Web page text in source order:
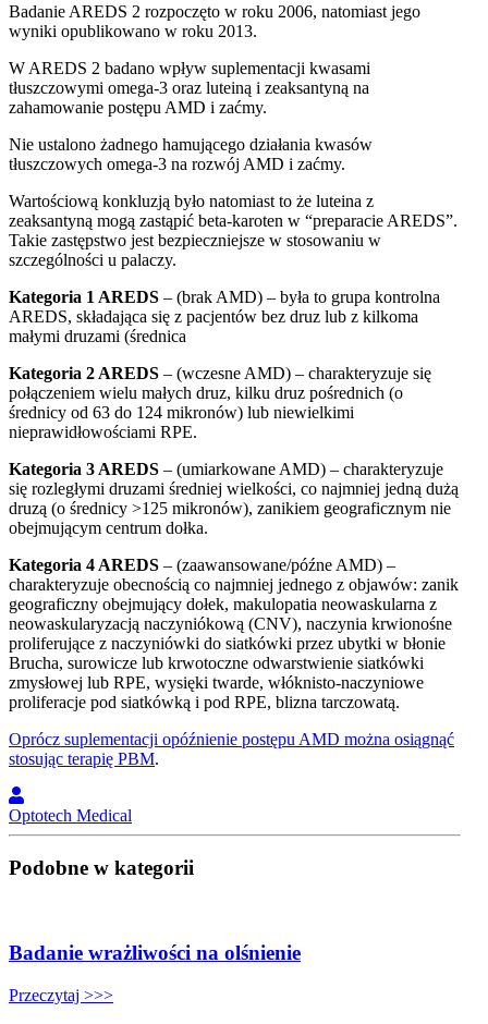
Badanie AREDS 2 rozpoczęto w roku 2006, natomiast jego
wyniki opublikowano w roku 2013.
W AREDS 2 badano wpływ suplementacji kwasami
tłuszczowymi omega-3 oraz luteiną i zeaksantyną na
zahamowanie postępu AMD i zaćmy.
Nie ustalono żadnego hamującego działania kwasów
tłuszczowych omega-3 na rozwój AMD i zaćmy.
Wartościową konkluzją było natomiast to że luteina z
zeaksantyną mogą zastąpić beta-karoten w “preparacie AREDS”.
Takie zastępstwo jest bezpieczniejsze w stosowaniu w
szczególności u palaczy.
Kategoria 1 AREDS – (brak AMD) – była to grupa kontrolna
AREDS, składająca się z pacjentów bez druz lub z kilkoma
małymi druzami (średnica
Kategoria 2 AREDS – (wczesne AMD) – charakteryzuje się
połączeniem wielu małych druz, kilku druz pośrednich (o
średnicy od 63 do 124 mikronów) lub niewielkimi
nieprawidłowościami RPE.
Kategoria 3 AREDS – (umiarkowane AMD) – charakteryzuje
się rozległymi druzami średniej wielkości, co najmniej jedną dużą
druzą (o średnicy >125 mikronów), zanikiem geograficznym nie
obejmującym centrum dołka.
Kategoria 4 AREDS – (zaawansowane/późne AMD) –
charakteryzuje obecnością co najmniej jednego z objawów: zanik
geograficzny obejmujący dołek, makulopatia neowaskularna z
neowaskularyzacją naczyniókową (CNV), naczynia krwionośne
proliferujące z naczyniówki do siatkówki przez ubytki w błonie
Brucha, surowicze lub krwotoczne odwarstwienie siatkówki
zmysłowej lub RPE, wysięki twarde, włóknisto-naczyniowe
proliferacje pod siatkówką i pod RPE, blizna tarczowatą.
Oprócz suplementacji opóźnienie postępu AMD można osiągnąć
stosując terapię PBM.
Optotech Medical
Podobne w kategorii
Badanie wrażliwości na olśnienie
Przeczytaj >>>